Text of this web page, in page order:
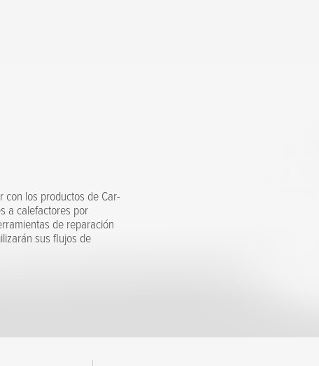
con los productos de Car-
a calefactores por
de reparación
sus flujos de